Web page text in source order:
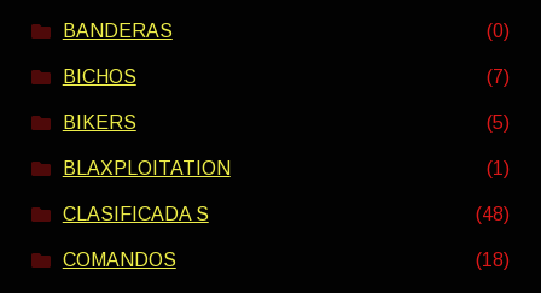
BANDERAS (0)
BICHOS (7)
BIKERS (5)
BLAXPLOITATION (1)
CLASIFICADA S (48)
COMANDOS (18)